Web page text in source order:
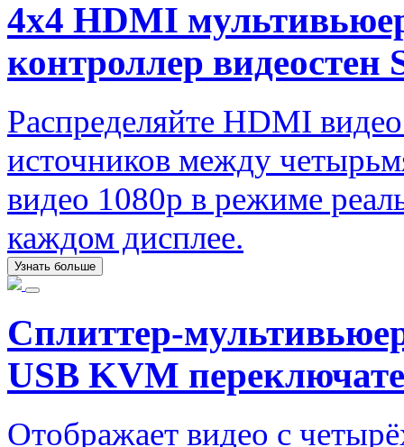
4x4 HDMI
контроллер
Распределяйте HDMI
источников между
видео 1080p в режиме
каждом дисплее.
Узнать больше
Сплиттер-
USB KVM
Отображает видео с